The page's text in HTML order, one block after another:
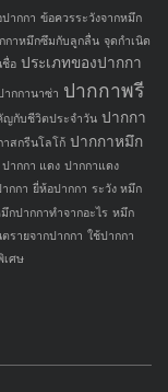
ปากกา ข้อควรระวังจากหมึก
กาหมึกซึมกับลูกลื่น จุดกำเนิด
ชื่อ ประเภทของปากกา
ากกานาซ่า ปากกาพรี
ญกับชีวิตประจำวัน ปากกา
าสกรีนโลโก้ ปากกาหมึก
ปากกา แดง ปากกาแดง
กกา ยี่ห้อปากกา ระวัง หมึก
กปากกาทำจากอะไร หมึก
ตรายจากปากกา ใช้ปากกา
เศษ